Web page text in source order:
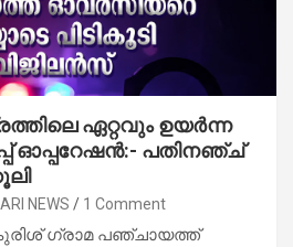
ഏറ്റവും ഉയര്‍ന്ന
ഓപ്പറേഷന്‍:- പതിനഞ്ച്
NEWS 1 Comment
ഗ്രാമ പഞ്ചായത്ത്